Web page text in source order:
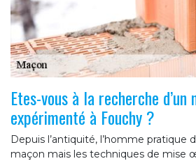
Etes-vous à la recherche d’un
expérimenté à Fouchy ?
Depuis l’antiquité, l’homme pratique
maçon mais les techniques de mise